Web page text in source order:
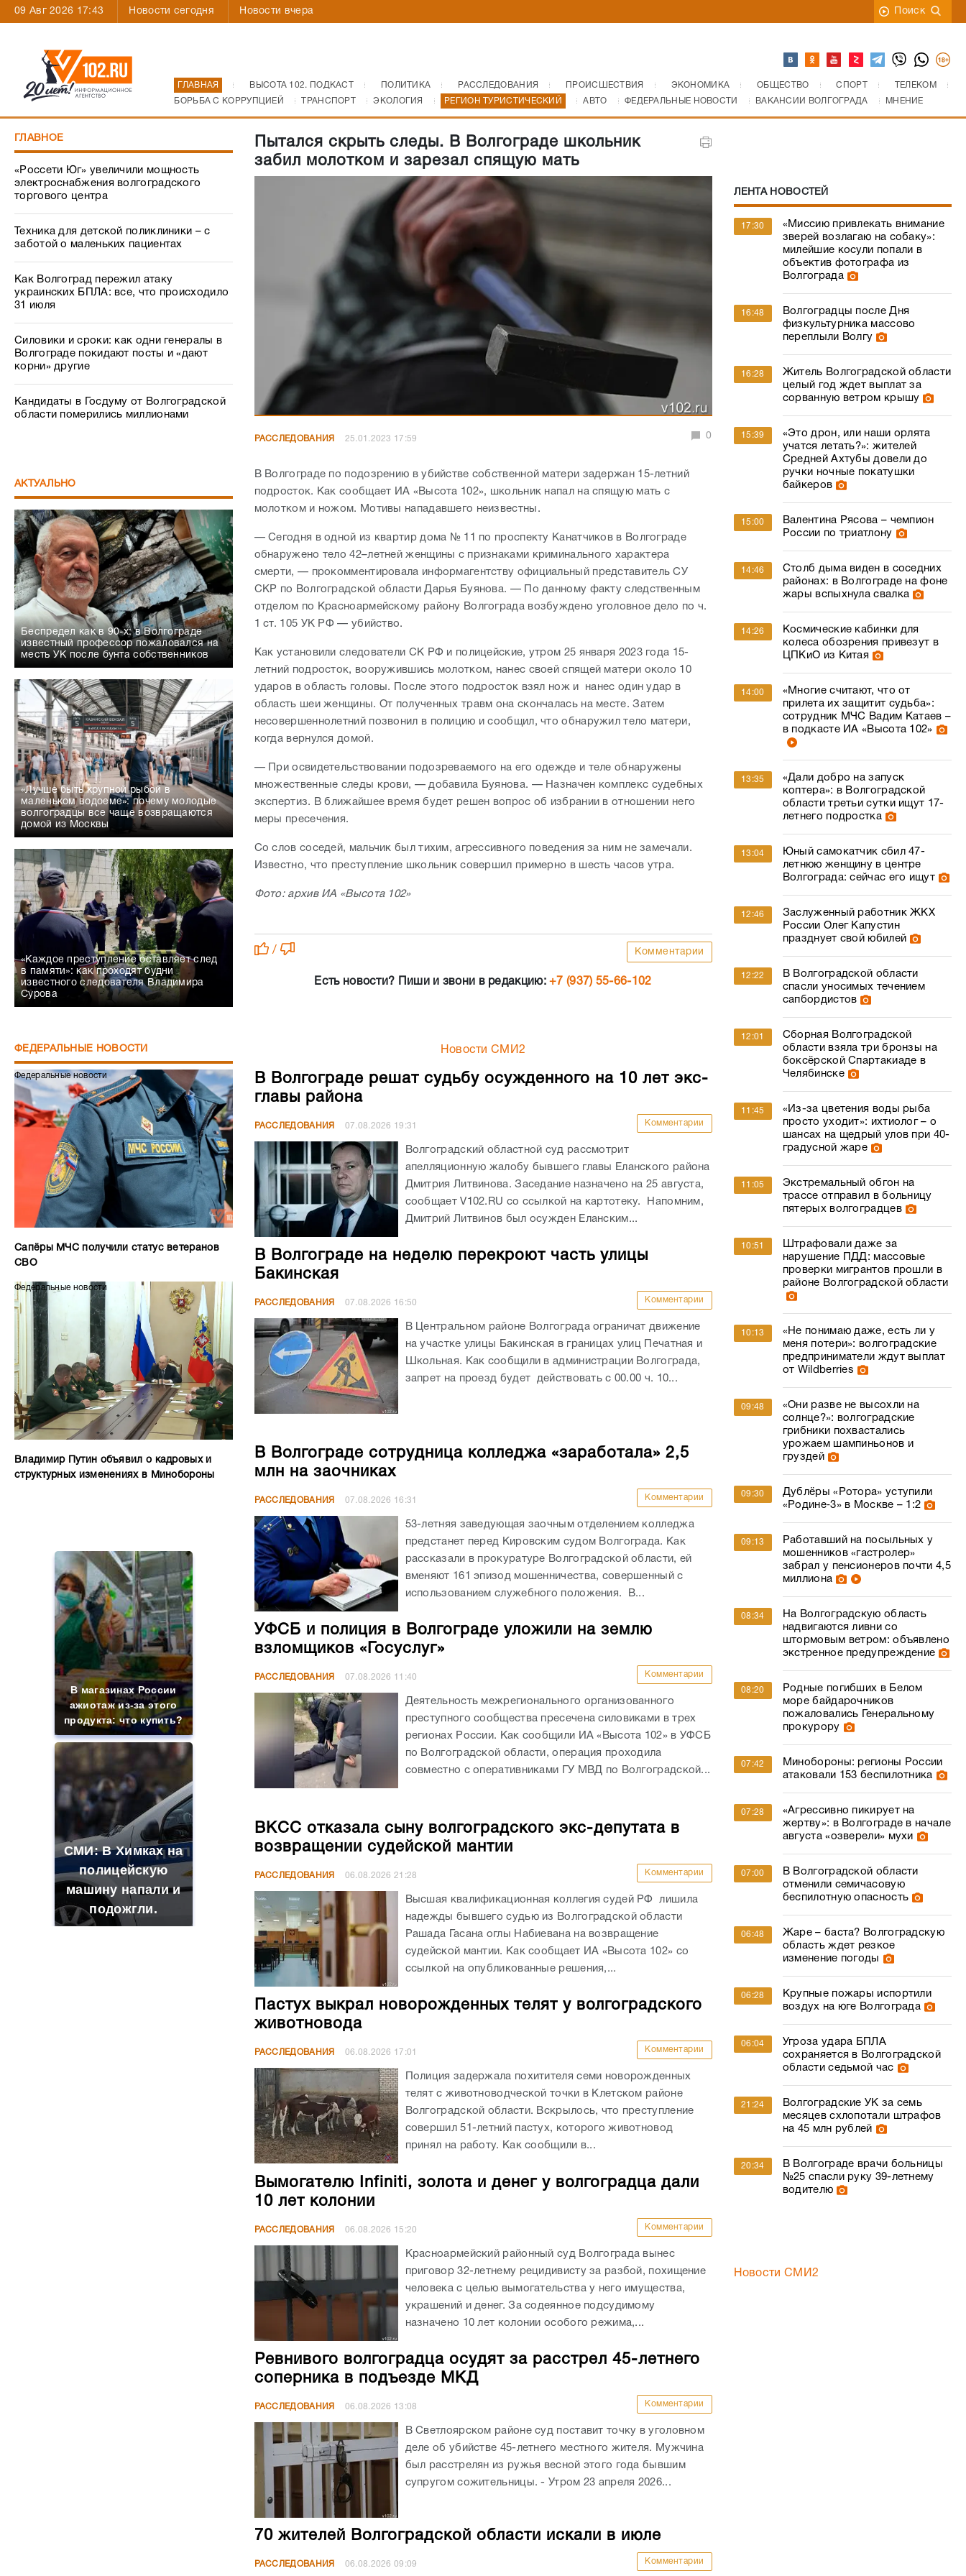
09 Авг 2026 17:43 Новости сегодня Новости вчера Поиск
ГЛАВНАЯ ВЫСОТА 102. ПОДКАСТ ПОЛИТИКА РАССЛЕДОВАНИЯ ПРОИСШЕСТВИЯ ЭКОНОМИКА ОБЩЕСТВО СПОРТ
ТЕЛЕКОМ
БОРЬБА С КОРРУПЦИЕЙ
ТРАНСПОРТ ЭКОЛОГИЯ РЕГИОН ТУРИСТИЧЕСКИЙ АВТО ФЕДЕРАЛЬНЫЕ НОВОСТИ ВАКАНСИИ ВОЛГОГРАДА МНЕНИЕ
ГЛАВНОЕ
«Россети Юг» увеличили мощность
электроснабжения волгоградского
торгового центра
Техника для детской поликлиники – с
заботой о маленьких пациентах
Как Волгоград пережил атаку
украинских БПЛА: все, что происходило
31 июля
Силовики и сроки: как одни генералы в
Волгограде покидают посты и «дают
корни» другие
Кандидаты в Госдуму от Волгоградской
области померились миллионами
АКТУАЛЬНО
Беспредел как в 90-х: в Волгограде
известный профессор пожаловался на
месть УК после бунта собственников
«Лучше быть крупной рыбой в
маленьком водоеме»: почему молодые
волгоградцы все чаще возвращаются
домой из Москвы
«Каждое преступление оставляет след
в памяти»: как проходят будни
известного следователя Владимира
Сурова
ФЕДЕРАЛЬНЫЕ НОВОСТИ
Федеральные новости
Сапёры МЧС получили статус ветеранов
СВО
Федеральные новости
Владимир Путин объявил о кадровых и
структурных изменениях в Минобороны
В магазинах России
ажиотаж из-за этого
продукта: что купить?
СМИ: В Химках на
полицейскую
машину напали и
подожгли.
Пытался скрыть следы. В Волгограде школьник
забил молотком и зарезал спящую мать
РАССЛЕДОВАНИЯ 25.01.2023 17:59 0
В Волгограде по подозрению в убийстве собственной матери задержан 15-летний
подросток. Как сообщает ИА «Высота 102», школьник напал на спящую мать с
молотком и ножом. Мотивы нападавшего неизвестны.
— Сегодня в одной из квартир дома № 11 по проспекту Канатчиков в Волгограде
обнаружено тело 42–летней женщины с признаками криминального характера
смерти, — прокомментировала информагентству официальный представитель СУ
СКР по Волгоградской области Дарья Буянова. — По данному факту следственным
отделом по Красноармейскому району Волгограда возбуждено уголовное дело по ч.
1 ст. 105 УК РФ — убийство.
Как установили следователи СК РФ и полицейские, утром 25 января 2023 года 15-
летний подросток, вооружившись молотком, нанес своей спящей матери около 10
ударов в область головы. После этого подросток взял нож и нанес один удар в
область шеи женщины. От полученных травм она скончалась на месте. Затем
несовершеннолетний позвонил в полицию и сообщил, что обнаружил тело матери,
когда вернулся домой.
— При освидетельствовании подозреваемого на его одежде и теле обнаружены
множественные следы крови, — добавила Буянова. — Назначен комплекс судебных
экспертиз. В ближайшее время будет решен вопрос об избрании в отношении него
меры пресечения.
Со слов соседей, мальчик был тихим, агрессивного поведения за ним не замечали.
Известно, что преступление школьник совершил примерно в шесть часов утра.
Фото: архив ИА «Высота 102»
/ Комментарии
Есть новости? Пиши и звони в редакцию:+7 (937) 55-66-102
Новости СМИ2
В Волгограде решат судьбу осужденного на 10 лет экс-
главы района
РАССЛЕДОВАНИЯ 07.08.2026 19:31 Комментарии
Волгоградский областной суд рассмотрит
апелляционную жалобу бывшего главы Еланского района
Дмитрия Литвинова. Заседание назначено на 25 августа,
сообщает V102.RU со ссылкой на картотеку. Напомним,
Дмитрий Литвинов был осужден Еланским...
В Волгограде на неделю перекроют часть улицы
Бакинская
РАССЛЕДОВАНИЯ 07.08.2026 16:50 Комментарии
В Центральном районе Волгограда ограничат движение
на участке улицы Бакинская в границах улиц Печатная и
Школьная. Как сообщили в администрации Волгограда,
запрет на проезд будет действовать с 00.00 ч. 10...
В Волгограде сотрудница колледжа «заработала» 2,5
млн на заочниках
РАССЛЕДОВАНИЯ 07.08.2026 16:31 Комментарии
53-летняя заведующая заочным отделением колледжа
предстанет перед Кировским судом Волгограда. Как
рассказали в прокуратуре Волгоградской области, ей
вменяют 161 эпизод мошенничества, совершенный с
использованием служебного положения. В...
УФСБ и полиция в Волгограде уложили на землю
взломщиков «Госуслуг»
РАССЛЕДОВАНИЯ 07.08.2026 11:40 Комментарии
Деятельность межрегионального организованного
преступного сообщества пресечена силовиками в трех
регионах России. Как сообщили ИА «Высота 102» в УФСБ
по Волгоградской области, операция проходила
совместно с оперативниками ГУ МВД по Волгоградской...
ВКСС отказала сыну волгоградского экс-депутата в
возвращении судейской мантии
РАССЛЕДОВАНИЯ 06.08.202621:28 Комментарии
Высшая квалификационная коллегия судей РФ лишила
надежды бывшего судью из Волгоградской области
Рашада Гасана оглы Набиевана на возвращение
судейской мантии. Как сообщает ИА «Высота 102» со
ссылкой на опубликованные решения,...
Пастух выкрал новорожденных телят у волгоградского
животновода
РАССЛЕДОВАНИЯ 06.08.2026 17:01 Комментарии
Полиция задержала похитителя семи новорожденных
телят с животноводческой точки в Клетском районе
Волгоградской области. Вскрылось, что преступление
совершил 51-летний пастух, которого животновод
принял на работу. Как сообщили в...
Вымогателю Infiniti, золота и денег у волгоградца дали
10 лет колонии
РАССЛЕДОВАНИЯ 06.08.2026 15:20 Комментарии
Красноармейский районный суд Волгограда вынес
приговор 32-летнему рецидивисту за разбой, похищение
человека с целью вымогательства у него имущества,
украшений и денег. За содеянное подсудимому
назначено 10 лет колонии особого режима,...
Ревнивого волгоградца осудят за расстрел 45-летнего
соперника в подъезде МКД
РАССЛЕДОВАНИЯ 06.08.2026 13:08 Комментарии
В Светлоярском районе суд поставит точку в уголовном
деле об убийстве 45-летнего местного жителя. Мужчина
был расстрелян из ружья весной этого года бывшим
супругом сожительницы. - Утром 23 апреля 2026...
70 жителей Волгоградской области искали в июле
РАССЛЕДОВАНИЯ 06.08.202609:09 Комментарии
ЛЕНТА НОВОСТЕЙ
17:30
«Миссию привлекать внимание
зверей возлагаю на собаку»:
милейшие косули попали в
объектив фотографа из
Волгограда
16:48
Волгоградцы после Дня
физкультурника массово
переплыли Волгу
16:28
Житель Волгоградской области
целый год ждет выплат за
сорванную ветром крышу
15:39
«Это дрон, или наши орлята
учатся летать?»: жителей
Средней Ахтубы довели до
ручки ночные покатушки
байкеров
15:00
Валентина Рясова – чемпион
России по триатлону
14:46
Столб дыма виден в соседних
районах: в Волгограде на фоне
жары вспыхнула свалка
14:26
Космические кабинки для
колеса обозрения привезут в
ЦПКиО из Китая
14:00
«Многие считают, что от
прилета их защитит судьба»:
сотрудник МЧС Вадим Катаев –
в подкасте ИА «Высота 102»
13:35
«Дали добро на запуск
коптера»: в Волгоградской
области третьи сутки ищут 17-
летнего подростка
13:04
Юный самокатчик сбил 47-
летнюю женщину в центре
Волгограда: сейчас его ищут
12:46
Заслуженный работник ЖКХ
России Олег Капустин
празднует свой юбилей
12:22
В Волгоградской области
спасли уносимых течением
сапбордистов
12:01
Сборная Волгоградской
области взяла три бронзы на
боксёрской Спартакиаде в
Челябинске
11:45
«Из-за цветения воды рыба
просто уходит»: ихтиолог – о
шансах на щедрый улов при 40-
градусной жаре
11:05
Экстремальный обгон на
трассе отправил в больницу
пятерых волгоградцев
10:51
Штрафовали даже за
нарушение ПДД: массовые
проверки мигрантов прошли в
районе Волгоградской области
10:13
«Не понимаю даже, есть ли у
меня потери»: волгоградские
предприниматели ждут выплат
от Wildberries
09:48
«Они разве не высохли на
солнце?»: волгоградские
грибники похвастались
урожаем шампиньонов и
груздей
09:30
Дублёры «Ротора» уступили
«Родине‑3» в Москве – 1:2
09:13
Работавший на посыльных у
мошенников «гастролер»
забрал у пенсионеров почти 4,5
миллиона
08:34
На Волгоградскую область
надвигаются ливни со
штормовым ветром: объявлено
экстренное предупреждение
08:20
Родные погибших в Белом
море байдарочников
пожаловались Генеральному
прокурору
07:42
Минобороны: регионы России
атаковали 153 беспилотника
07:28
«Агрессивно пикирует на
жертву»: в Волгограде в начале
августа «озверели» мухи
07:00
В Волгоградской области
отменили семичасовую
беспилотную опасность
06:48
Жаре – баста? Волгоградскую
область ждет резкое
изменение погоды
06:28
Крупные пожары испортили
воздух на юге Волгограда
06:04
Угроза удара БПЛА
сохраняется в Волгоградской
области седьмой час
21:24
Волгоградские УК за семь
месяцев схлопотали штрафов
на 45 млн рублей
20:34
В Волгограде врачи больницы
№25 спасли руку 39-летнему
водителю
Новости СМИ2